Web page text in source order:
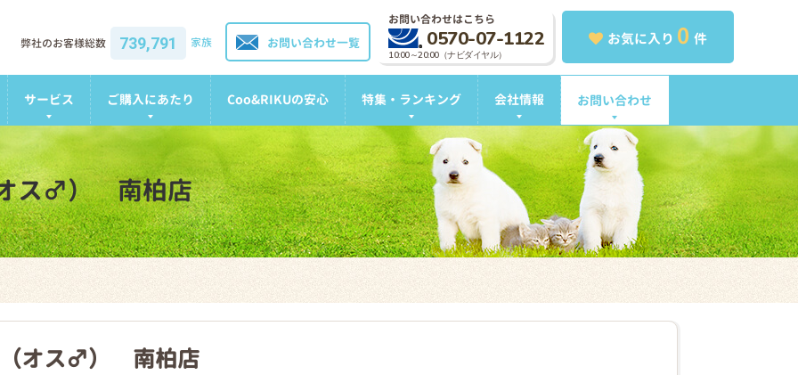
お気に入り 0 件
お問い合わせはこちら
0570-07-1122
10:00～20:00（ナビダイヤル）
お問い合わせ一覧
弊社のお客様総数 739,791 家族
サービス ご購入にあたり Coo&RIKUの安心 特集・ランキング 会社情報 お問い合わせ
オス♂） 南柏店
（オス♂） 南柏店